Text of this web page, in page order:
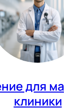
для
клиники